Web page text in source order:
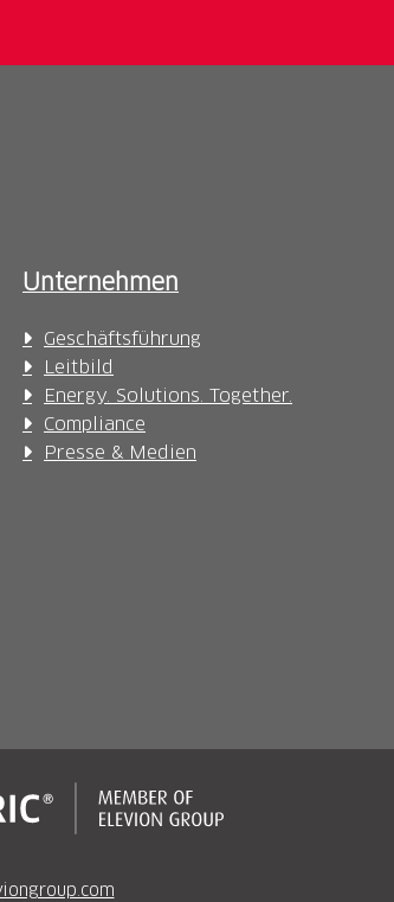
Unternehmen
Geschäftsführung
Leitbild
Energy. Solutions. Together.
Compliance
Presse & Medien